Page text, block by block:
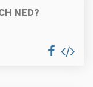
NED?